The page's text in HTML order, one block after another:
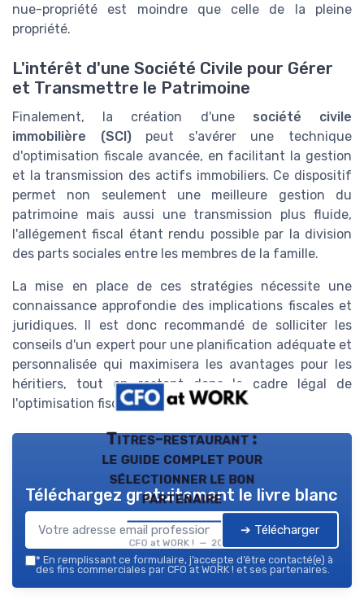
nue-propriété est moindre que celle de la pleine
propriété.
L'intérêt d'une Société Civile pour Gérer
et Transmettre le Patrimoine
Finalement, la création d'une société civile
immobilière (SCI)peut s'avérer une technique
d'optimisation fiscale avancée, en facilitant la gestion
et la transmission des actifs immobiliers. Ce dispositif
permet non seulement une meilleure gestion du
patrimoine mais aussi une transmission plus fluide,
l'allégement fiscal étant rendu possible par la division
des parts sociales entre les membres de la famille.
La mise en place de ces stratégies nécessite une
connaissance approfondie des implications fiscales et
juridiques. Il est donc recommandé de solliciter les
conseils d'un expert pour une planification adéquate et
personnalisée qui maximisera les avantages pour les
héritiers, tout en restant dans le cadre légal de
l'optimisation fiscale.
Titres-restaurant :
le guide complet pour
sélectionner le bon
partenaire
CFO at WORK ! — 2026
Téléchargez gratuitement le livre blanc
➔ Télécharger
* En remplissant ce formulaire, j’accepte d’être contacté(e) à
des fins commerciales par CFO at WORK ! et ses partenaires.